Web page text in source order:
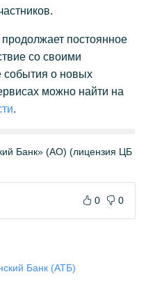
постоянное
со своими
события о новых
можно найти на
.
Банк» (АО) (лицензия ЦБ
0 0
Банк (АТБ)